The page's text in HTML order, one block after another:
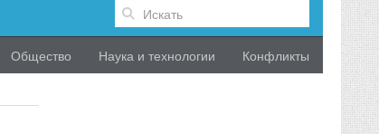
Общество Наука и технологии Конфликты